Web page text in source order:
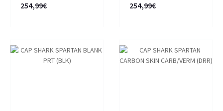
254,99€
254,99€